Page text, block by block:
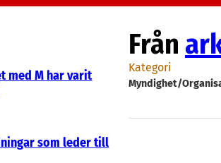
med M har varit
som leder till
Från
Kategori
Myndighet/